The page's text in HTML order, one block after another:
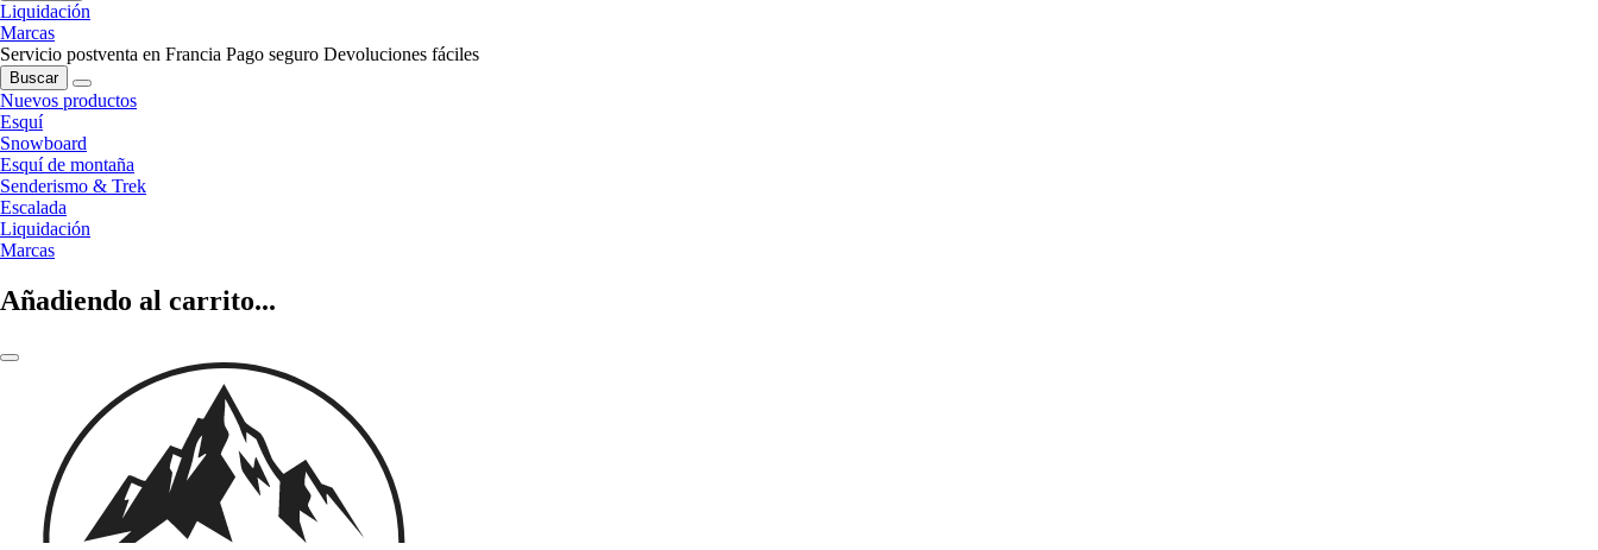
Liquidación
Marcas
Servicio postventa en Francia Pago seguro Devoluciones fáciles
Buscar
Nuevos productos
Esquí
Snowboard
Esquí de montaña
Senderismo & Trek
Escalada
Liquidación
Marcas
Añadiendo al carrito...